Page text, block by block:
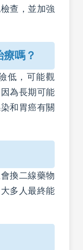
查，並加強
嗎？
低，可能觀
為長期可能
和胃癌有關
換二線藥物
多人最終能